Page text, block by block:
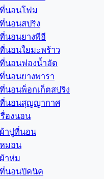
ที่นอนโฟม
ที่นอนสปริง
ที่นอนยางพีอี
ที่นอนใยมะพร้าว
ที่นอนฟองน้ำอัด
ที่นอนยางพารา
ที่นอนพ็อกเก็ตสปริง
ที่นอนสุญญากาศ
รื่องนอน
ผ้าปูที่นอน
หมอน
ผ้าห่ม
ที่นอนปิคนิค